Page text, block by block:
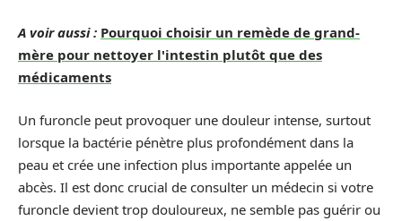
A voir aussi : Pourquoi choisir un remède de grand-
mère pour nettoyer l'intestin plutôt que des
médicaments
Un furoncle peut provoquer une douleur intense, surtout
lorsque la bactérie pénètre plus profondément dans la
peau et crée une infection plus importante appelée un
abcès. Il est donc crucial de consulter un médecin si votre
furoncle devient trop douloureux, ne semble pas guérir ou